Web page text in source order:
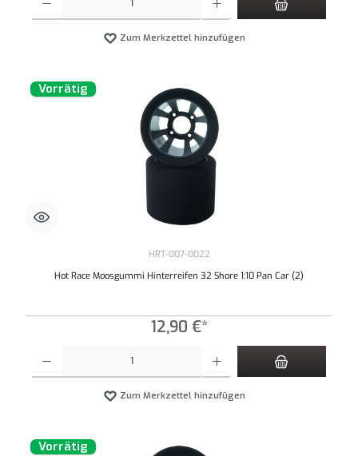
Zum Merkzettel hinzufügen
Vorrätig
HRT-007-0022
Hot Race Moosgummi Hinterreifen 32 Shore 1:10 Pan Car (2)
12,90 €*
Zum Merkzettel hinzufügen
Vorrätig